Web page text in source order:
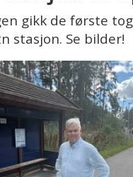
gikk de første
stasjon. Se bilder!